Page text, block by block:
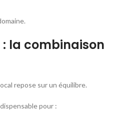
: la combinaison
repose sur un équilibre.
pour :